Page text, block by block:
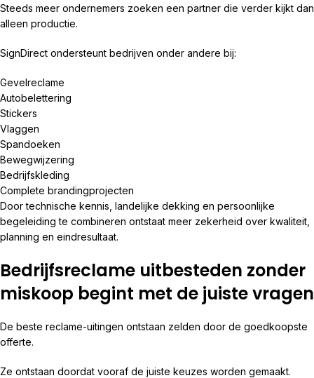
Steeds meer ondernemers zoeken een partner die verder kijkt dan
alleen productie.
SignDirect ondersteunt bedrijven onder andere bij:
Gevelreclame
Autobelettering
Stickers
Vlaggen
Spandoeken
Bewegwijzering
Bedrijfskleding
Complete brandingprojecten
Door technische kennis, landelijke dekking en persoonlijke
begeleiding te combineren ontstaat meer zekerheid over kwaliteit,
planning en eindresultaat.
Bedrijfsreclame uitbesteden zonder
miskoop begint met de juiste vragen
De beste reclame-uitingen ontstaan zelden door de goedkoopste
offerte.
Ze ontstaan doordat vooraf de juiste keuzes worden gemaakt.